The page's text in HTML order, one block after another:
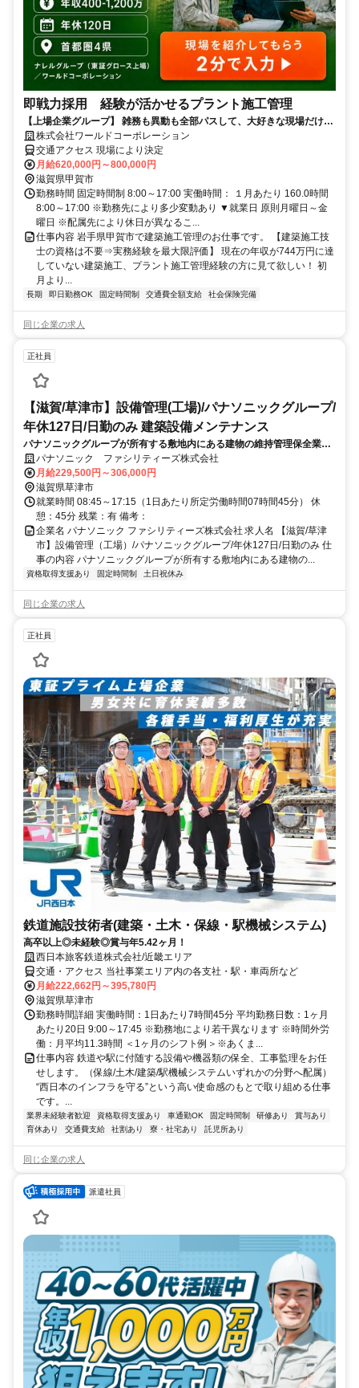
即戦力採用 経験が活かせるプラント施工管理
【上場企業グループ】 雑務も異動も全部パスして、大好きな現場だけに
100％集中！
株式会社ワールドコーポレーション
交通アクセス 現場により決定
月給620,000円～800,000円
滋賀県甲賀市
勤務時間 固定時間制 8:00～17:00 実働時間： １月あたり 160.0時間
8:00～17:00 ※勤務先により多少変動あり ▼就業日 原則月曜日～金
曜日 ※配属先により休日が異なるこ...
仕事内容 岩手県甲賀市で建築施工管理のお仕事です。 【建築施工技
士の資格は不要⇒実務経験を最大限評価】 現在の年収が744万円に達
していない建築施工、プラント施工管理経験の方に見て欲しい！ 初
月より...
長期 即日勤務OK 固定時間制 交通費全額支給 社会保険完備
同じ企業の求人
正社員
【滋賀/草津市】設備管理(工場)/パナソニックグループ/
年休127日/日勤のみ 建築設備メンテナンス
パナソニックグループが所有する敷地内にある建物の維持管理保全業務
をお任せいたします。年間休日127日(土日祝・完全週休二日制)で残業
20h/月程度です。働き方を改善したい技術者の方はぜひご応募くださ
い。
パナソニック ファシリティーズ株式会社
月給229,500円～306,000円
滋賀県草津市
就業時間 08:45～17:15（1日あたり所定労働時間07時間45分） 休
憩：45分 残業：有 備考：
企業名 パナソニック ファシリティーズ株式会社 求人名 【滋賀/草津
市】設備管理（工場）/パナソニックグループ/年休127日/日勤のみ 仕
事の内容 パナソニックグループが所有する敷地内にある建物の...
資格取得支援あり 固定時間制 土日祝休み
同じ企業の求人
正社員
鉄道施設技術者(建築・土木・保線・駅機械システム)
高卒以上◎未経験◎賞与年5.42ヶ月！
西日本旅客鉄道株式会社/近畿エリア
交通・アクセス 当社事業エリア内の各支社・駅・車両所など
月給222,662円～395,780円
滋賀県草津市
勤務時間詳細 実働時間：1日あたり7時間45分 平均勤務日数：1ヶ月
あたり20日 9:00～17:45 ※勤務地により若干異なります ※時間外労
働：月平均11.3時間 ＜1ヶ月のシフト例＞※あくま...
仕事内容 鉄道や駅に付随する設備や機器類の保全、工事監理をお任
せします。（保線/土木/建築/駅機械システムいずれかの分野へ配属）
“西日本のインフラを守る”という高い使命感のもとで取り組める仕事
です。...
業界未経験者歓迎 資格取得支援あり 車通勤OK 固定時間制 研修あり
賞与あり
育休あり
交通費支給 社割あり 寮・社宅あり 託児所あり
同じ企業の求人
派遣社員